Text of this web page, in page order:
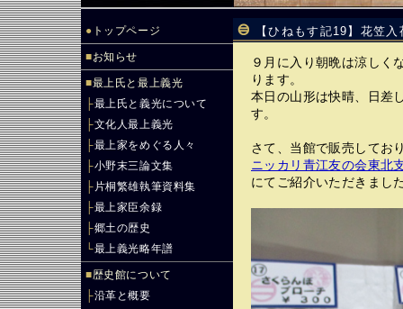
● トップページ
■お知らせ
■最上氏と最上義光
├最上氏と義光について
├文化人最上義光
├最上家をめぐる人々
├小野末三論文集
├ 片桐繁雄執筆資料集
├最上家臣余録
├郷土の歴史
└最上義光略年譜
■歴史館について
├沿革と概要
【ひねもす記19】花笠
９月に入り朝晩は涼しく
ります。
本日の山形は快晴、日差
す。
さて、当館で販売してお
ニッカリ青江友の会東北
にてご紹介いただきまし